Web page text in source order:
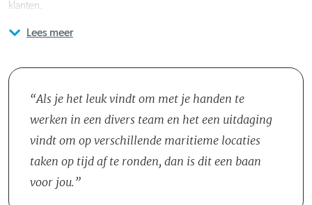
klanten.
Je maakt deel uit van het Solution-team dat uit ongeveer vijfentwintig
individuele als gezamenlijke inspanningen, met mogelijkheden om
solo of in groepen te werken, afhankelijk van de omvang van de
inspectie. Regelmatige interacties met ervaren inspecteurs
verbeteren je kennis en vaardigheden en bereiden je voor op een
jouw professionele ontwikkeling en de effectieve uitvoering van je
Lees meer
Als je het leuk vindt om met je handen te
werken in een divers team en het een uitdaging
vindt om op verschillende maritieme locaties
taken op tijd af te ronden, dan is dit een baan
voor jou.